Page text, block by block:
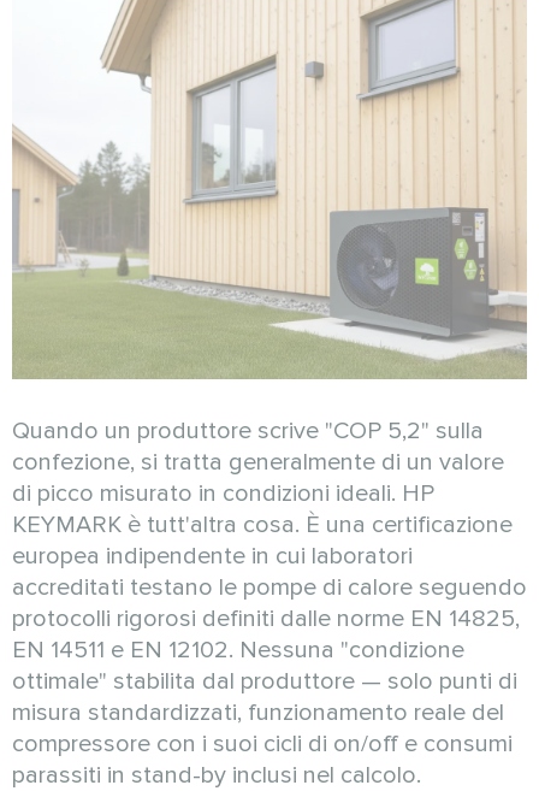
Quando un produttore scrive "COP 5,2" sulla
confezione, si tratta generalmente di un valore
di picco misurato in condizioni ideali. HP
KEYMARK è tutt'altra cosa. È una certificazione
europea indipendente in cui laboratori
accreditati testano le pompe di calore seguendo
protocolli rigorosi definiti dalle norme EN 14825,
EN 14511 e EN 12102. Nessuna "condizione
ottimale" stabilita dal produttore — solo punti di
misura standardizzati, funzionamento reale del
compressore con i suoi cicli di on/off e consumi
parassiti in stand-by inclusi nel calcolo.